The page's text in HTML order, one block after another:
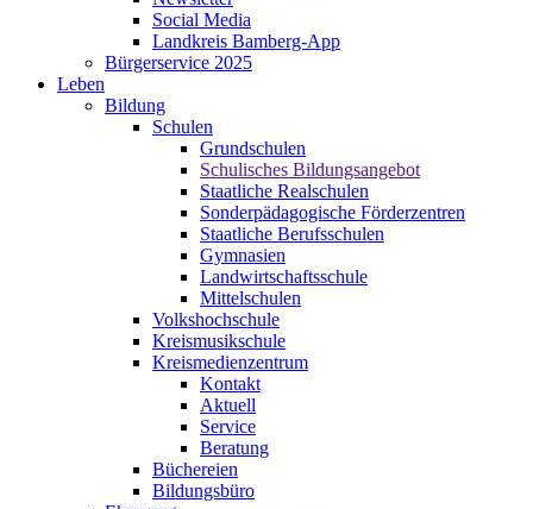
Social Media
Landkreis Bamberg-App
Bürgerservice 2025
Leben
Bildung
Schulen
Grundschulen
Schulisches Bildungsangebot
Staatliche Realschulen
Sonderpädagogische Förderzentren
Staatliche Berufsschulen
Gymnasien
Landwirtschaftsschule
Mittelschulen
Volkshochschule
Kreismusikschule
Kreismedienzentrum
Kontakt
Aktuell
Service
Beratung
Büchereien
Bildungsbüro